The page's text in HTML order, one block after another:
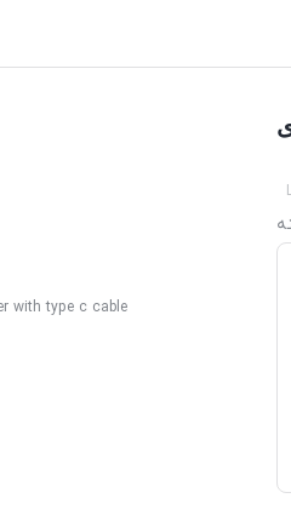
with type c cable